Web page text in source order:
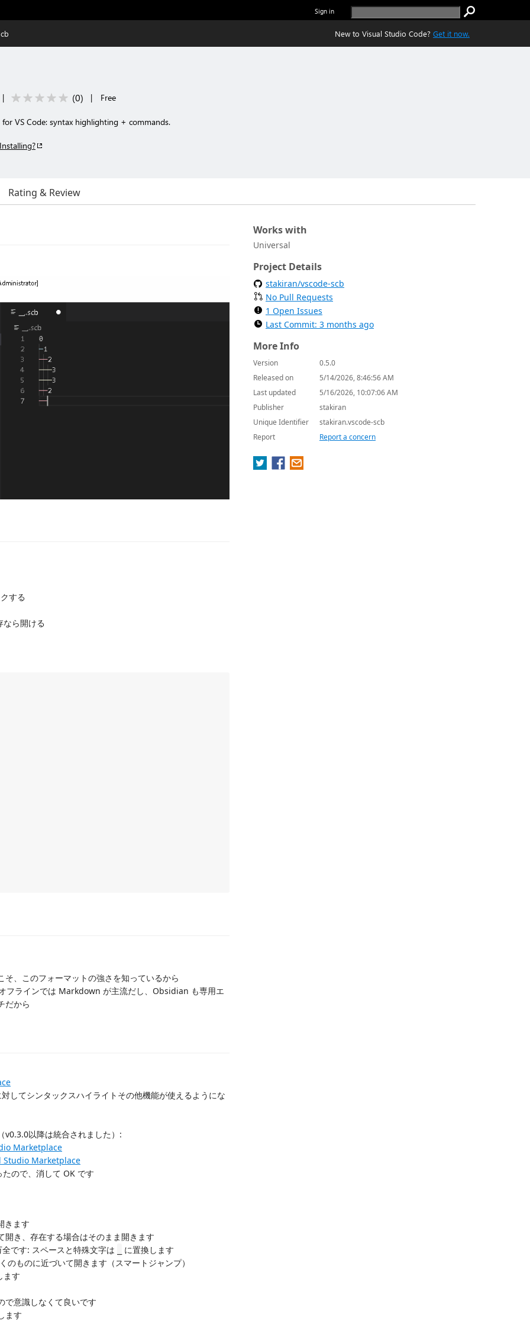
Sign in
New to Visual Studio Code? Get it now.
| (0) | Free
VS Code: syntax highlighting + commands.
Rating & Review
する
ら開ける
、このフォーマットの強さを知っているから
フラインでは Markdown が主流だし、Obsidian も専用エ
だから
してシンタックスハイライトその他機能が使えるようにな
v0.3.0以降は統合されました）:
Marketplace
Studio Marketplace
ので、消して OK です
きます
き、存在する場合はそのまま開きます
です: スペースと特殊文字は
に置換します
のものに近づいて開きます（スマートジャンプ）
ます
で意識しなくて良いです
ます
Works with
Universal
Project Details
stakiran/vscode-scb
No Pull Requests
1 Open Issues
Last Commit: 3 months ago
More Info
Version
0.5.0
Released on
5/14/2026, 8:46:56 AM
Last updated
5/16/2026, 10:07:06 AM
Publisher
stakiran
Unique Identifier
stakiran.vscode-scb
Report
Report a concern